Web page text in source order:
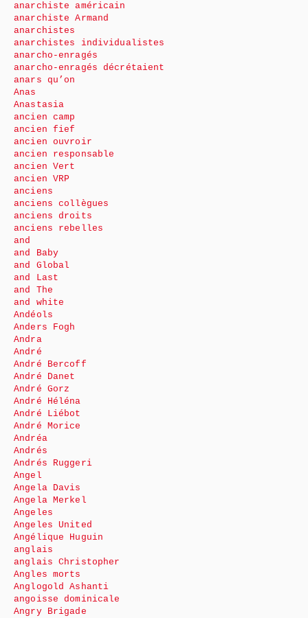
anarchiste américain
anarchiste Armand
anarchistes
anarchistes individualistes
anarcho-enragés
anarcho-enragés décrétaient
anars qu’on
Anas
Anastasia
ancien camp
ancien fief
ancien ouvroir
ancien responsable
ancien Vert
ancien VRP
anciens
anciens collègues
anciens droits
anciens rebelles
and
and Baby
and Global
and Last
and The
and white
Andéols
Anders Fogh
Andra
André
André Bercoff
André Danet
André Gorz
André Héléna
André Liébot
André Morice
Andréa
Andrés
Andrés Ruggeri
Angel
Angela Davis
Angela Merkel
Angeles
Angeles United
Angélique Huguin
anglais
anglais Christopher
Angles morts
Anglogold Ashanti
angoisse dominicale
Angry Brigade